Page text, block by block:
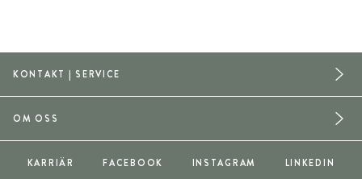
KONTAKT | SERVICE
OM OSS
KARRIÄR FACEBOOK INSTAGRAM LINKEDIN